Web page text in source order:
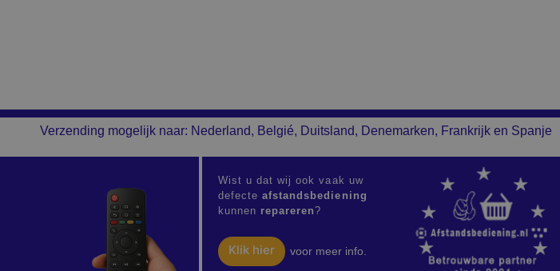
Verzending mogelijk naar: Nederland, Belgié, Duitsland, Denemarken, Frankrijk en Spanje
Wist u dat wij ook vaak uw
defecteafstandsbediening
kunnen repareren?
Klik hier voor meer info.